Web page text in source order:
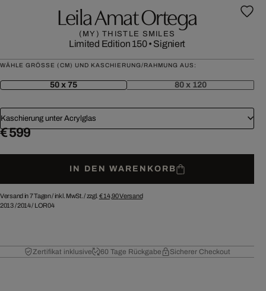
Leila Amat Ortega
(MY) THISTLE SMILES
Limited Edition 150• Signiert
WÄHLE GRÖSSE (CM) UND KASCHIERUNG/RAHMUNG AUS:
50 x 75 80 x 120
Kaschierung unter Acrylglas
€ 599
IN DEN WARENKORB
Versand in 7 Tagen /inkl. MwSt. / zzgl. € 14,90Versand
2013/2014/ LOR04
Zertifikat inklusive 60 Tage Rückgabe Sicherer Checkout